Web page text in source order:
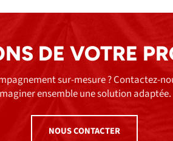
DE VOTRE
sur-mesure ? Contactez-
ensemble une solution adaptée.
NOUS CONTACTER